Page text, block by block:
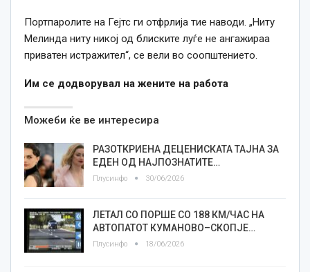
Портпаролите на Гејтс ги отфрлија тие наводи. „Ниту
Мелинда ниту никој од блиските луѓе не ангажираа
приватен истражител“, се вели во соопштението.
Им се додворувал на жените на работа
Можеби ќе ве интересира
РАЗОТКРИЕНА ДЕЦЕНИСКАТА ТАЈНА ЗА
ЕДЕН ОД НАЈПОЗНАТИТЕ…
Плусинфо 30/06/2026
ЛЕТАЛ СО ПОРШЕ СО 188 КМ/ЧАС НА
АВТОПАТОТ КУМАНОВО–СКОПЈЕ…
Плусинфо 18/06/2026